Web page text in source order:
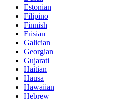
Estonian
Filipino
Finnish
Frisian
Galician
Georgian
Gujarati
Haitian
Hausa
Hawaiian
Hebrew